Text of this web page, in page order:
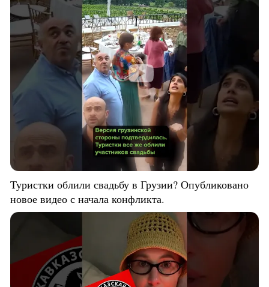
Туристки облили свадьбу в Грузии? Опубликовано
новое видео с начала конфликта.